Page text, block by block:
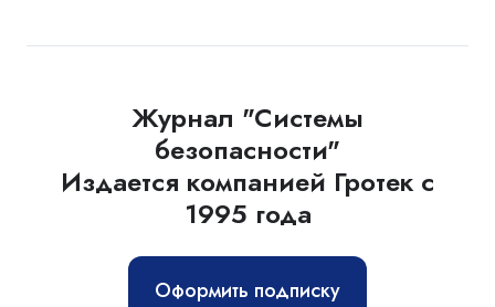
Журнал "Системы
безопасности"
Издается компанией Гротек с
1995 года
Оформить подписку